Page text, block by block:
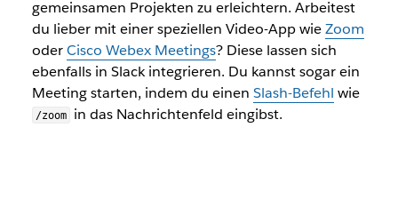
gemeinsamen Projekten zu erleichtern. Arbeitest
du lieber mit einer speziellen Video-App wieZoom
oderCisco Webex Meetings? Diese lassen sich
ebenfalls in Slack integrieren. Du kannst sogar ein
Meeting starten, indem du einen Slash-Befehl wie
/zoom in das Nachrichtenfeld eingibst.